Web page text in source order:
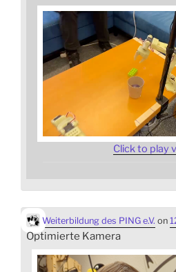
Click to play
Weiterbildung des PING e.V. on
Optimierte Kamera